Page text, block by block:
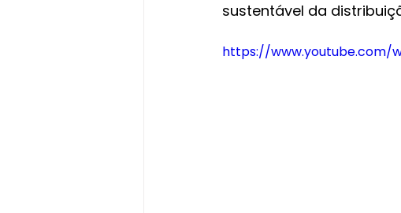
sustentável da
https://www.youtube.com/